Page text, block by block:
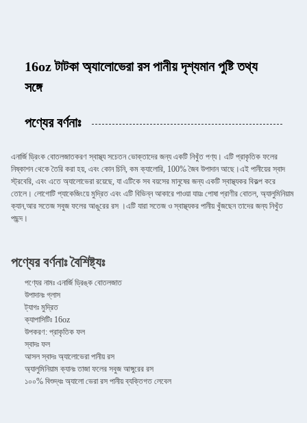
16oz টাটকা অ্যালোভেরা রস পানীয় দৃশ্যমান পুষ্টি তথ্য
সঙ্গে
পণ্যের বর্ণনাঃ
এনার্জি ড্রিংক বোতলজাতকরণ স্বাস্থ্য সচেতন ভোক্তাদের জন্য একটি নিখুঁত পণ্য। এটি প্রাকৃতিক ফলের
নিষ্কাশন থেকে তৈরি করা হয়, এবং কোন চিনি, কম ক্যালোরি, 100% জৈব উপাদান আছে।এই পানীয়ের স্বাদ
স্ট্রবেরি, এবং এতে অ্যালোভেরা রয়েছে, যা এটিকে সব বয়সের মানুষের জন্য একটি স্বাস্থ্যকর বিকল্প করে
তোলে। লোগোটি প্যাকেজিংয়ে মুদ্রিত এবং এটি বিভিন্ন আকারে পাওয়া যায়ঃ পোষা প্রাণীর বোতল, অ্যালুমিনিয়াম
ক্যান,আর সতেজ সবুজ ফলের আঙুরের রস ।এটি যারা সতেজ ও স্বাস্থ্যকর পানীয় খুঁজছেন তাদের জন্য নিখুঁত
পছন্দ।
পণ্যের বর্ণনাঃ বৈশিষ্ট্যঃ
পণ্যের নামঃ এনার্জি ড্রিঙ্ক বোতলজাত
উপাদানঃ গ্লাস
ট্যাগঃ মুদ্রিত
ক্যাপাসিটিঃ 16oz
উপকরণ: প্রাকৃতিক ফল
স্বাদঃ ফল
আসল স্বাদঃ অ্যালোভেরা পানীয় রস
অ্যালুমিনিয়াম ক্যানঃ তাজা ফলের সবুজ আঙ্গুরের রস
১০০% বিশুদ্ধঃ অ্যালো ভেরা রস পানীয় ব্যক্তিগত লেবেল